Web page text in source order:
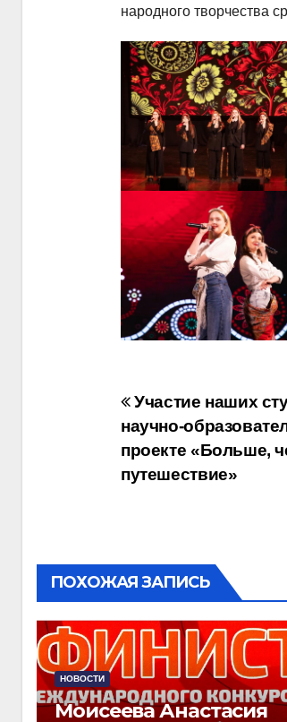
народного творчества
Навигация
по
записям
Участие наших
научно-
проекте «Больше,
путешествие»
ПОХОЖАЯ ЗАПИСЬ
НОВОСТИ
Моисеева Анастасия